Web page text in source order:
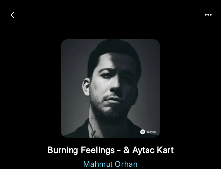
Burning Feelings - & Aytac Kart
Mahmut Orhan